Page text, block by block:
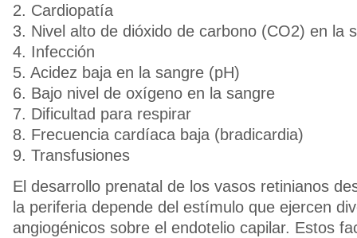
2. Cardiopatía
3. Nivel alto de dióxido de carbono (CO2) en la
4. Infección
5. Acidez baja en la sangre (pH)
6. Bajo nivel de oxígeno en la sangre
7. Dificultad para respirar
8. Frecuencia cardíaca baja (bradicardia)
9. Transfusiones
El desarrollo prenatal de los vasos retinianos
la periferia depende del estímulo que ejercen
angiogénicos sobre el endotelio capilar. Estos